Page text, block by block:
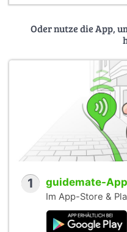
Oder nutze die App,
1 guidemate-
Im App-Store &